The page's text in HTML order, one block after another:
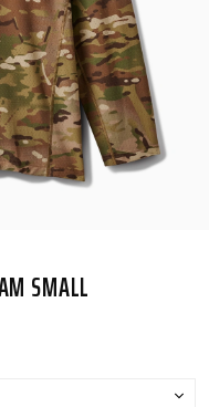
SMALL